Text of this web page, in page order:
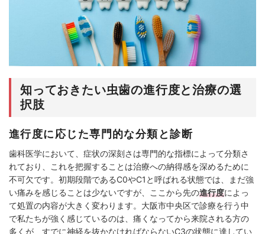
知っておきたい虫歯の進行度と治療の選
択肢
進行度に応じた専門的な分類と診断
歯科医学において、症状の深刻さは専門的な指標によって分類さ
れており、これを把握することは治療への納得感を深めるために
不可欠です。初期段階であるC0やC1と呼ばれる状態では、まだ強
い痛みを感じることは少ないですが、ここから先の進行度によっ
て処置の内容が大きく変わります。大阪市中央区で診療を行う中
で私たちが強く感じているのは、痛くなってから来院される方の
多くが、すでに神経を抜かなければならないC3の状態に達してい